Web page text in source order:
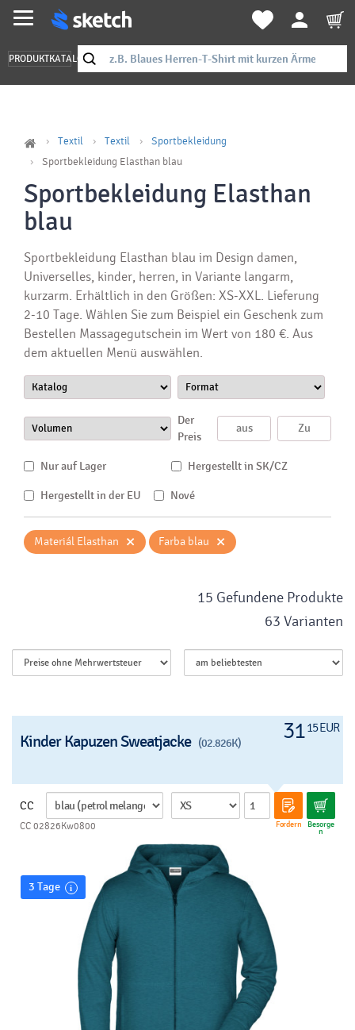
PRODUKTKATALOG
Textil Textil
Sportbekleidung
Sportbekleidung Elasthan blau
Sportbekleidung Elasthan
blau
Sportbekleidung Elasthan blau im Design damen,
Universelles, kinder, herren, in Variante langarm,
kurzarm. Erhältlich in den Größen: XS-XXL. Lieferung
2-10 Tage. Wählen Sie zum Beispiel ein Geschenk zum
Bestellen Massagegutschein im Wert von 180 €. Aus
dem aktuellen Menü auswählen.
Der
Preis
Nur auf Lager Hergestellt in SK/CZ
Hergestellt in der EU Nové
Materiál Elasthan × Farba blau ×
15 Gefundene Produkte
63 Varianten
3115 EUR
Kinder Kapuzen Sweatjacke (02.826K)
CC
Fordern Besorge
n
CC 02826Kw0800
3 Tage